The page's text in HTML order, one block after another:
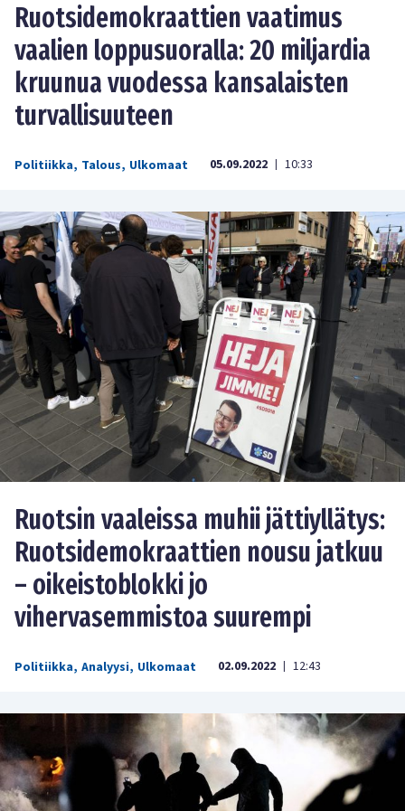
Ruotsidemokraattien vaatimus
vaalien loppusuoralla: 20 miljardia
kruunua vuodessa kansalaisten
turvallisuuteen
Politiikka, Talous, Ulkomaat 05.09.2022 | 10:33
Ruotsin vaaleissa muhii jättiyllätys:
Ruotsidemokraattien nousu jatkuu
– oikeistoblokki jo
vihervasemmistoa suurempi
Politiikka, Analyysi, Ulkomaat 02.09.2022 | 12:43